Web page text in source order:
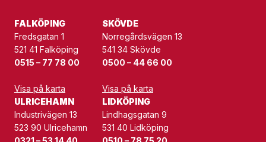
FALKÖPING
Fredsgatan 1
521 41 Falköping
0515 – 77 78 00
Visa på karta
SKÖVDE
Norregårdsvägen 13
541 34 Skövde
0500 – 44 66 00
Visa på karta
ULRICEHAMN
Industrivägen 13
523 90 Ulricehamn
LIDKÖPING
Lindhagsgatan 9
531 40 Lidköping